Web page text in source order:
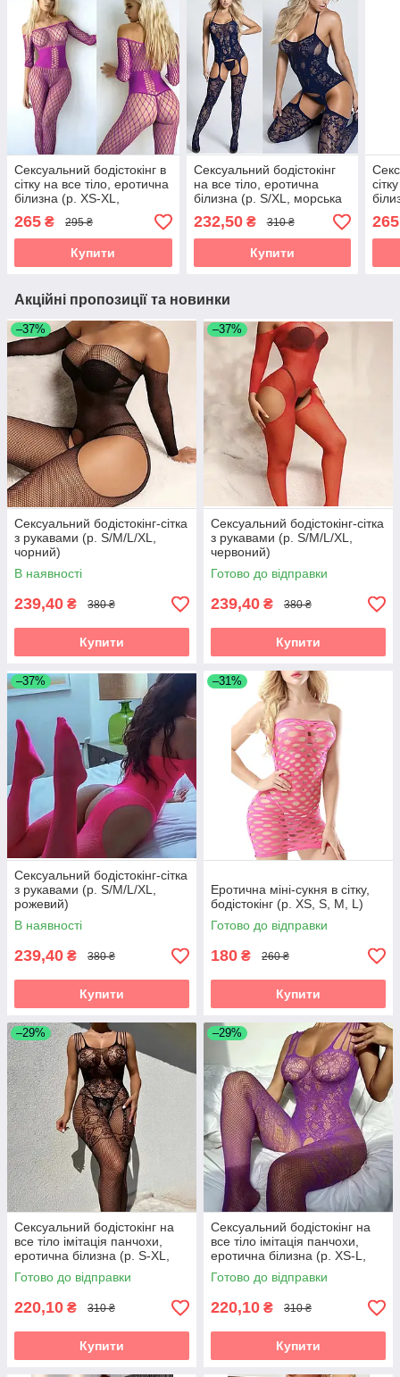
Сексуальний бодістокінг в
сітку на все тіло, еротична
білизна (р. XS-XL,
фіолетовий)
265 ₴ 295 ₴
Купити
Сексуальний бодістокінг
на все тіло, еротична
білизна (р. S/XL, морська
хвиля)
232,50₴ 310 ₴
Купити
265
Акційні пропозиції та новинки
–37%
Сексуальний бодістокінг-сітка
з рукавами (р. S/M/L/XL,
чорний)
В наявності
239,40 ₴ 380 ₴
Купити
–37%
Сексуальний бодістокінг-сітка
з рукавами (р. S/M/L/XL,
червоний)
Готово до відправки
239,40 ₴ 380 ₴
Купити
–37%
Сексуальний бодістокінг-сітка
з рукавами (р. S/M/L/XL,
рожевий)
В наявності
239,40 ₴ 380 ₴
Купити
–31%
Еротична міні-сукня в сітку,
бодістокінг (р. XS, S, M, L)
Готово до відправки
180 ₴ 260 ₴
Купити
–29%
Сексуальний бодістокінг на
все тіло імітація панчохи,
еротична білизна (р. S-XL,
чорний)
Готово до відправки
220,10 ₴ 310 ₴
Купити
–29%
Сексуальний бодістокінг на
все тіло імітація панчохи,
еротична білизна (р. XS-L,
фіолетовий)
Готово до відправки
220,10 ₴ 310 ₴
Купити